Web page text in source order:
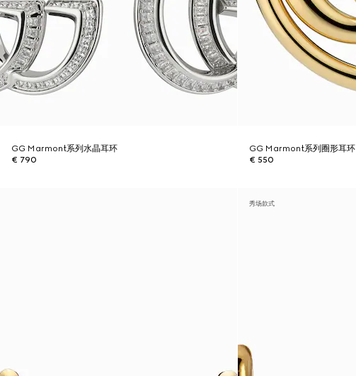
GG Marmont系列水晶耳环
€ 790
GG Marmont系列圈形耳环
€ 550
秀场款式